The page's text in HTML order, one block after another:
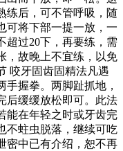
练后，可不管呼吸，随
可将下部一提一放，一
超过20下，再要练，需
，故晚上不宜练，以免
咬牙固齿固精法凡遇
握拳。两脚趾抓地，
后缓缓放松即可。此法
能在年轻之时或牙齿完
不蛀虫脱落，继续可吃
密中已有介绍，恕不再